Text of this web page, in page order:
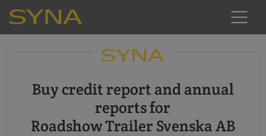
Buy credit report and annual
reports for
Roadshow Trailer Svenska AB